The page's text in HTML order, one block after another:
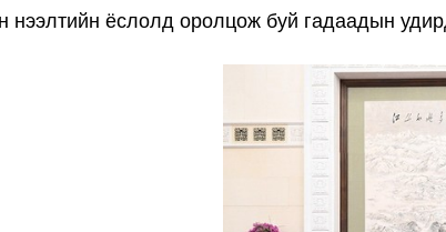
ёслолд оролцож буй гадаадын